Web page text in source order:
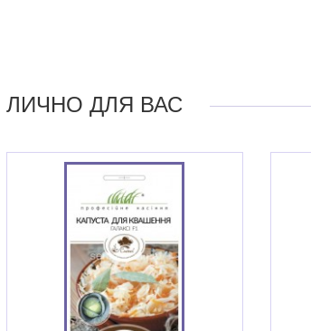
ЛИЧНО ДЛЯ ВАС